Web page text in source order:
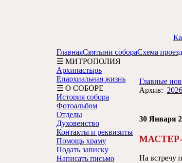
ГлавнаяСвятыни собораСхема
☰ МИТРОПОЛИЯ
Архипастырь
Епархиальная жизнь
☰ О СОБОРЕ
История собора
Фотоальбом
Отделы
Духовенство
Контакты и реквизиты
Помощь храму
Подать записку
Написать письмо
Главные
Архив: 2026
30 Января
На встречу